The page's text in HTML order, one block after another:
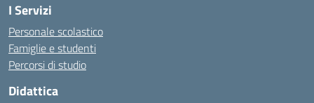
I Servizi
Personale scolastico
Famiglie e studenti
Percorsi di studio
Didattica